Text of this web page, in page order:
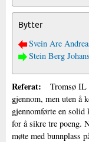
Bytter
Svein Are
Stein Berg
Referat:
Tromsø IL
gjennom, men uten å
gjennomførte en
for å sikre tre poeng.
møte med bunnplass